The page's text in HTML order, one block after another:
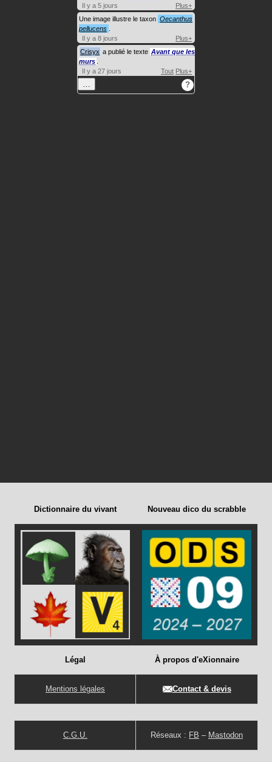
Il y a 5 jours
Plus+
Une image illustre le taxon Oecanthus
pellucens
Il y a 8 jours
Plus+
Crisyx a publié le texte Avant que les
murs
Il y a 27 jours
Tout Plus+
… ?
Dictionnaire du vivant Nouveau dico du scrabble
Légal
Mentions légales
C.G.U.
À propos d'eXionnaire
Contact & devis
Réseaux : FB – Mastodon